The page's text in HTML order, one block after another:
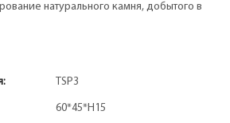
натурального камня, добытого в
TSP3
60*45*H15